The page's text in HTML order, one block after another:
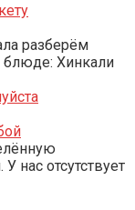
разберём
блюде: Хинкали
отсутствует